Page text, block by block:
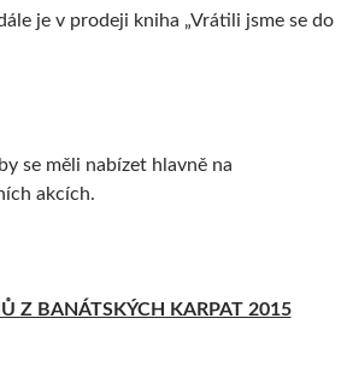
je v prodeji kniha „Vrátili jsme se do
se měli nabízet hlavně na
akcích.
Z BANÁTSKÝCH KARPAT 2015